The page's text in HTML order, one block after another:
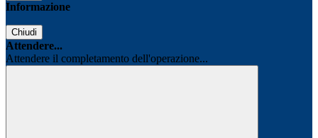
Informazione
Chiudi
Attendere...
Attendere il completamento dell'operazione...